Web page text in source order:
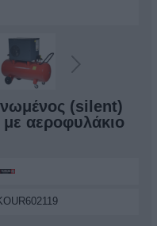
(silent)
αεροφυλάκιο